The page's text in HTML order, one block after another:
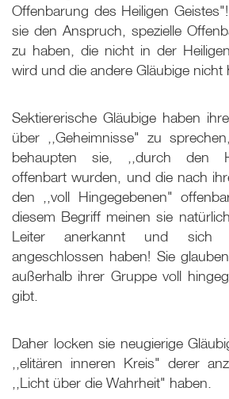
Offenbarung des Heiligen
sie den Anspruch, spezielle
zu haben, die nicht in der
wird und die andere Gläubige nicht
Sektiererische Gläubige haben
über ,,Geheimnisse" zu
behaupten sie, ,,durch den
offenbart wurden, und die nach
den ,,voll Hingegebenen"
diesem Begriff meinen sie
Leiter anerkannt und sich
angeschlossen haben! Sie
außerhalb ihrer Gruppe voll
gibt.
Daher locken sie neugierige
,,elitären inneren Kreis" derer
,,Licht über die Wahrheit" haben.